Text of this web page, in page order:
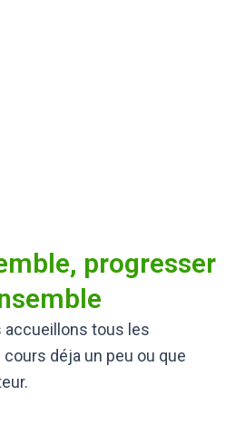
progresser
accueillons tous les
déja un peu ou que